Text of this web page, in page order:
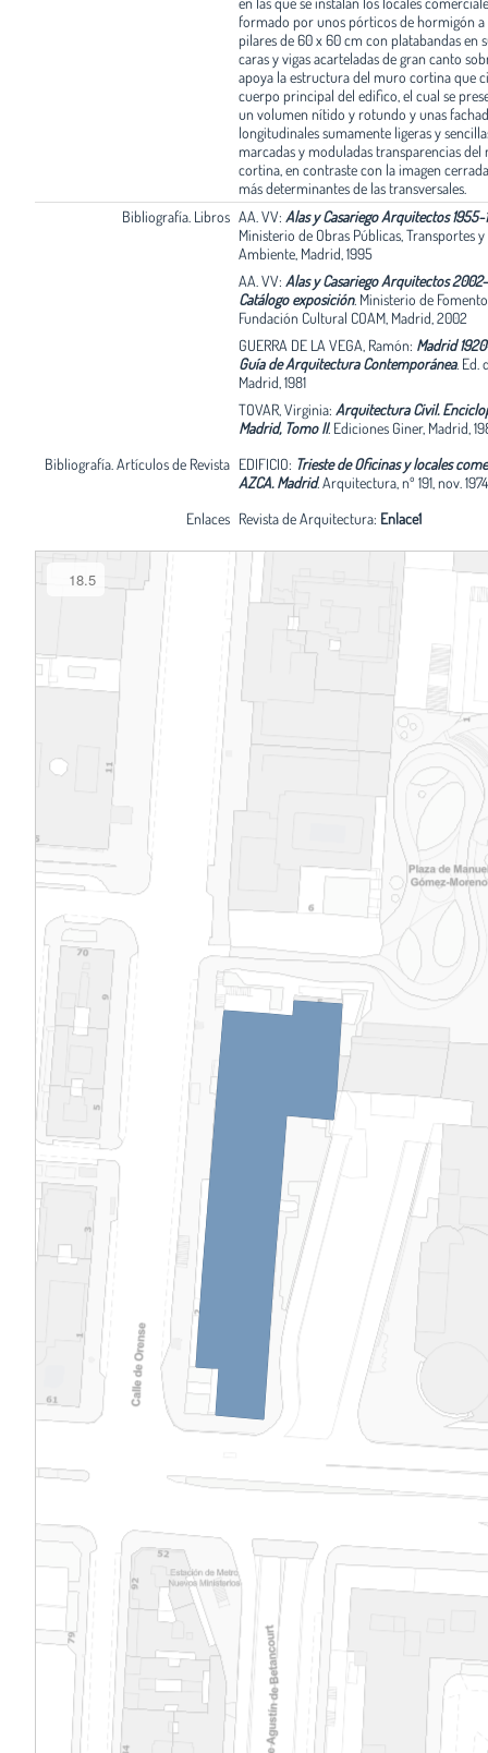
formado por unos pórticos de hormigón a
pilares de 60 x 60 cm con platabandas en
caras y vigas acarteladas de gran canto
apoya la estructura del muro cortina que
cuerpo principal del edifico, el cual se
un volumen nítido y rotundo y unas
longitudinales sumamente ligeras y
marcadas y moduladas transparencias del
cortina, en contraste con la imagen
más determinantes de las transversales.
Bibliografía. Libros AA. VV: Alas y Casariego Arquitectos 1955-
Ministerio de Obras Públicas, Transportes
Ambiente, Madrid, 1995
AA. VV: Alas y Casariego Arquitectos 2002-
Catálogo exposición. Ministerio de
Fundación Cultural COAM, Madrid, 2002
GUERRA DE LA VEGA, Ramón: Madrid
Guía de Arquitectura Contemporánea. Ed.
Madrid, 1981
TOVAR, Virginia: Arquitectura Civil.
Madrid, Tomo II. Ediciones Giner, Madrid,
Bibliografía. Artículos de Revista EDIFICIO: Trieste de Oficinas y locales
AZCA. Madrid.Arquitectura, nº 191, nov.
Enlaces Revista de Arquitectura: Enlace1
18.5